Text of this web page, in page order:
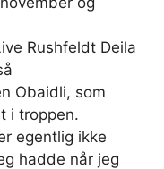
Rushfeldt Deila
Obaidli, som
i troppen.
egentlig ikke
hadde når jeg